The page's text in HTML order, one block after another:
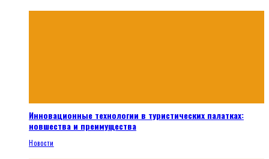
Инновационные технологии в туристических палатках:
новшества и преимущества
Новости